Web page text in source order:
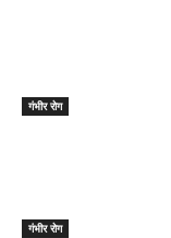
गंभीर रोग
गंभीर रोग